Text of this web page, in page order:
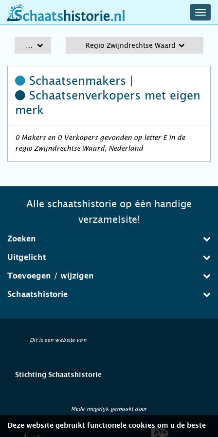
schaatshistorie.nl
Regio Zwijndrechtse Waard
Schaatsenmakers |
Schaatsenverkopers met eigen
merk
0 Makers en 0 Verkopers gevonden op letter E in de
regio Zwijndrechtse Waard, Nederland
Alle schaatshistorie op één handige
verzamelsite!
Zoeken
Uitgelicht
Toevoegen / wijzigen
Schaatshistorie
Dit is een website van
Stichting Schaatshistorie
Mede mogelijk gemaakt door
Deze website gebruikt functionele cookies om u de beste